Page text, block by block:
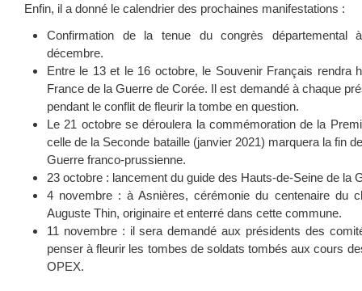
Enfin, il a donné le calendrier des prochaines manifestations :
Confirmation de la tenue du congrès départemental
décembre.
Entre le 13 et le 16 octobre, le Souvenir Français rendra
France de la Guerre de Corée. Il est demandé à chaque
pendant le conflit de fleurir la tombe en question.
Le 21 octobre se déroulera la commémoration de la
celle de la Seconde bataille (janvier 2021) marquera la fin
Guerre franco-prussienne.
23 octobre : lancement du guide des Hauts-de-Seine de la
4 novembre : à Asnières, cérémonie du centenaire du
Auguste Thin, originaire et enterré dans cette commune.
11 novembre : il sera demandé aux présidents des
penser à fleurir les tombes de soldats tombés aux cours
OPEX.